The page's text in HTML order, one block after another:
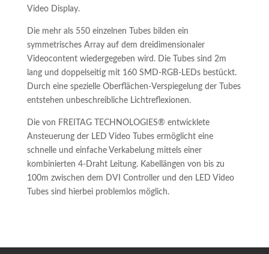
Video Display.
Die mehr als 550 einzelnen Tubes bilden ein
symmetrisches Array auf dem dreidimensionaler
Videocontent wiedergegeben wird. Die Tubes sind 2m
lang und doppelseitig mit 160 SMD-RGB-LEDs bestückt.
Durch eine spezielle Oberflächen-Verspiegelung der Tubes
entstehen unbeschreibliche Lichtreflexionen.
Die von FREITAG TECHNOLOGIES® entwicklete
Ansteuerung der LED Video Tubes ermöglicht eine
schnelle und einfache Verkabelung mittels einer
kombinierten 4-Draht Leitung. Kabellängen von bis zu
100m zwischen dem DVI Controller und den LED Video
Tubes sind hierbei problemlos möglich.